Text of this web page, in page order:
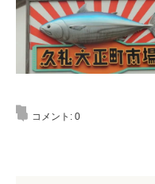
コメント: 0